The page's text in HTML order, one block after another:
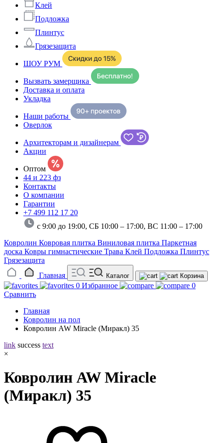
Клей
Подложка
Плинтус
Грязезащита
ШОУ РУМ
Вызвать замерщика
Доставка и оплата
Укладка
Наши работы
Оверлок
Архитекторам и дизайнерам
Акции
Оптом
44 и 223 фз
Контакты
О компании
Гарантии
+7 499 112 17 20
с 9:00 до 19:00, СБ 10:00 – 17:00, ВС 11:00 – 17:00
Ковролин Ковровая плитка Виниловая плитка Паркетная
доска Ковры гимнастические Трава Клей Подложка Плинтус
Грязезащита
Главная
Каталог Корзина
0 Избранное
0
Сравнить
Главная
Ковролин на пол
Ковролин AW Miracle (Миракл) 35
link success text
×
Ковролин AW Miracle
(Миракл) 35